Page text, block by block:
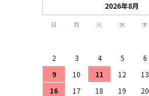
2026年8月
日 月 火 水 木
2
3 4 5 6
9
10 11 12 13
16
17 18 19 20